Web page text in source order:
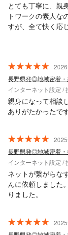
とても丁寧に、親
トワークの素人な
すが、全て快く応
インターネット設定 /
親身になって相談
ありがたかったで
インターネット設定 /
ネットが繋がらな
んに依頼しました
りました。